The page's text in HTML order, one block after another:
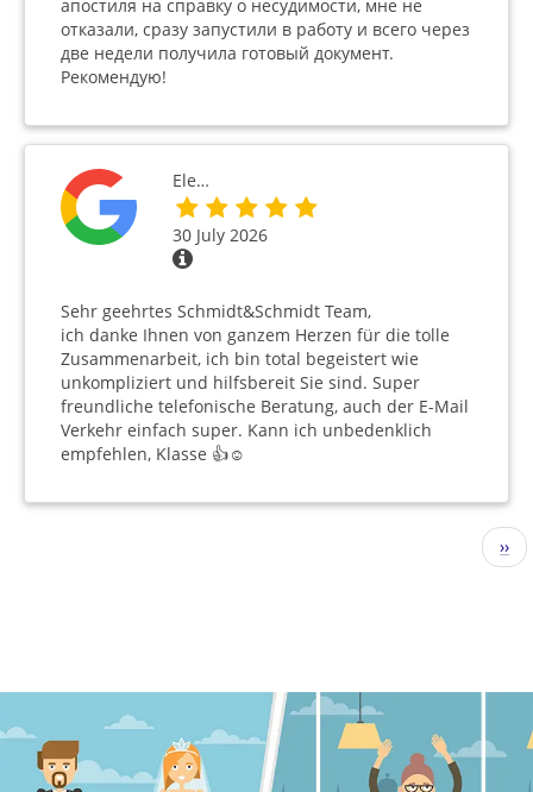
апостиля на справку о несудимости, мне не
отказали, сразу запустили в работу и всего через
две недели получила готовый документ.
Рекомендую!
Ele…
30 July 2026
Sehr geehrtes Schmidt&Schmidt Team,
ich danke Ihnen von ganzem Herzen für die tolle
Zusammenarbeit, ich bin total begeistert wie
unkompliziert und hilfsbereit Sie sind. Super
freundliche telefonische Beratung, auch der E-Mail
Verkehr einfach super. Kann ich unbedenklich
empfehlen, Klasse 👍☺️
››